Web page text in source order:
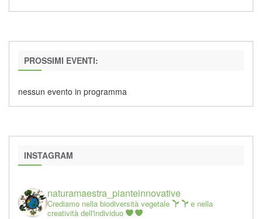
PROSSIMI EVENTI:
nessun evento in programma
INSTAGRAM
naturamaestra_pianteinnovative
Crediamo nella biodiversità vegetale
e nella
creatività dell'individuo